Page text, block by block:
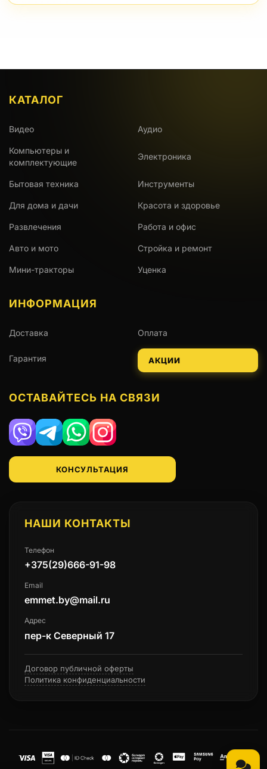
КАТАЛОГ
Видео Аудио
Компьютеры и
комплектующие
Электроника
Бытовая техника Инструменты
Для дома и дачи Красота и здоровье
Развлечения Работа и офис
Авто и мото Стройка и ремонт
Мини-тракторы Уценка
ИНФОРМАЦИЯ
Доставка Оплата
Гарантия АКЦИИ
ОСТАВАЙТЕСЬ НА СВЯЗИ
Viber TelegramWhatsAppInstagram
КОНСУЛЬТАЦИЯ
НАШИ КОНТАКТЫ
Телефон
+375(29)666-91-98
Email
emmet.by@mail.ru
Адрес
пер-к Северный 17
Договор публичной оферты
Политика конфиденциальности